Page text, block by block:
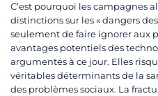
C’est pourquoi les campagnes
distinctions sur les « dangers
seulement de faire ignorer aux
avantages potentiels des
argumentés à ce jour. Elles
véritables déterminants de la
des problèmes sociaux. La